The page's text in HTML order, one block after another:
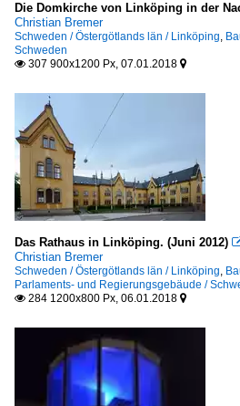
Die Domkirche von Linköping in der
Christian Bremer
Schweden / Östergötlands län / Linköping,
Schweden
 307 900x1200 Px, 07.01.2018 
Das Rathaus in Linköping. (Juni 2012)
Christian Bremer
Schweden / Östergötlands län / Linköping,
Parlaments- und Regierungsgebäude /
 284 1200x800 Px, 06.01.2018 